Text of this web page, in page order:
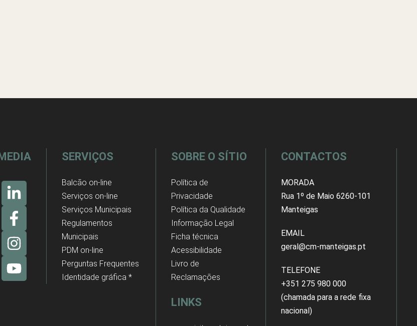
MEDIA SERVIÇOS
Balcão on-line
Serviços on-line
Serviços Municipais
Regulamentos
Municipais
PDM on-line
Perguntas Frequentes
Identidade gráfica *
SOBRE O SÍTIO
Política de
Privacidade
Política da Qualidade
Informação Legal
Ficha técnica
Acessibilidade
Livro de
Reclamações
LINKS
CONTACTOS
MORADA
Rua 1º de Maio 6260-101
Manteigas
EMAIL
geral@cm-manteigas.pt
TELEFONE
+351 275 980 000
(chamada para a rede fixa
nacional)